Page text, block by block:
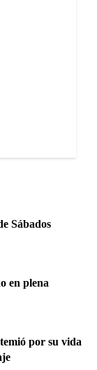
Sábados
en plena
por su vida